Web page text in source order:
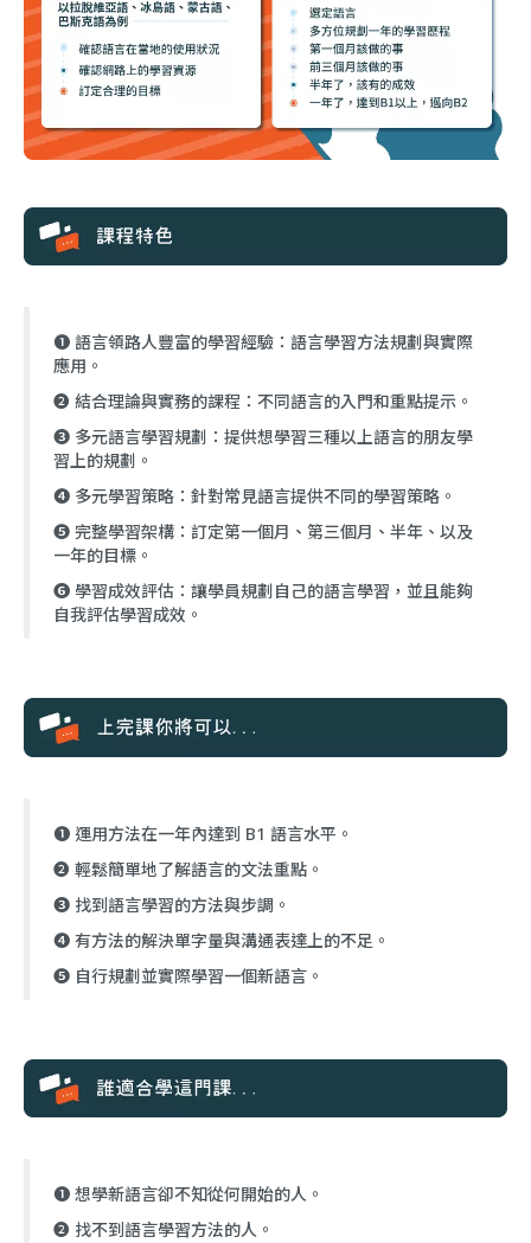
❶ 語言領路人豐富的學習經驗：語言學習方法規劃與實際
應用。
❷ 結合理論與實務的課程：不同語言的入門和重點提示。
❸ 多元語言學習規劃：提供想學習三種以上語言的朋友學
習上的規劃。
❹ 多元學習策略：針對常見語言提供不同的學習策略。
❺ 完整學習架構：訂定第一個月、第三個月、半年、以及
一年的目標。
❻ 學習成效評估：讓學員規劃自己的語言學習，並且能夠
自我評估學習成效。
❶ 運用方法在一年內達到 B1 語言水平。
❷ 輕鬆簡單地了解語言的文法重點。
❸ 找到語言學習的方法與步調。
❹ 有方法的解決單字量與溝通表達上的不足。
❺ 自行規劃並實際學習一個新語言。
❶ 想學新語言卻不知從何開始的人。
❷ 找不到語言學習方法的人。